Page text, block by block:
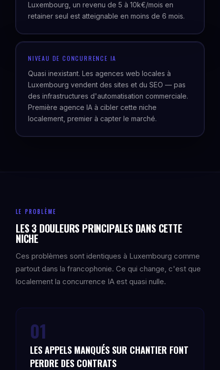
Luxembourg, un revenu de 5 à 10k€/mois en
retainer seul est atteignable en moins de 6 mois.
NIVEAU DE CONCURRENCE IA
Quasi inexistant. Les agences web locales à
Luxembourg vendent des sites et du SEO — pas
des infrastructures d'automatisation commerciale.
Première agence IA à cibler cette niche
localement, premier à capter le marché.
LE PROBLÈME
LES 3 DOULEURS PRINCIPALES DANS CETTE
NICHE
Ces problèmes sont identiques à Luxembourg comme
partout dans la francophonie. Ce qui change, c'est que
localement la concurrence IA est quasi nulle.
01
LES APPELS MANQUÉS SUR CHANTIER FONT
PERDRE DES CONTRATS